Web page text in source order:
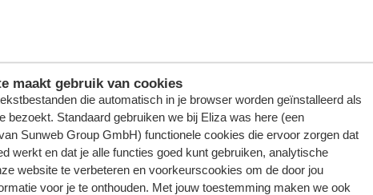
maakt gebruik van cookies
die automatisch in je browser worden geïnstalleerd als
bezoekt. Standaard gebruiken we bij Eliza was here (een
Sunweb Group GmbH) functionele cookies die ervoor zorgen dat
werkt en dat je alle functies goed kunt gebruiken, analytische
website te verbeteren en voorkeurscookies om de door jou
voor je te onthouden. Met jouw toestemming maken we ook
geboortedatum wijzigen?
een adreswijziging doorvoeren?
e-mailadres van mijn boeking wijzigen?
persoon bijboeken?